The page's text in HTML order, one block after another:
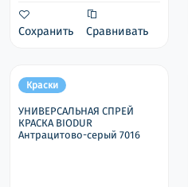
Сохранить Сравнивать
Краски
УНИВЕРСАЛЬНАЯ СПРЕЙ
КРАСКА BIODUR
Антрацитово-серый 7016